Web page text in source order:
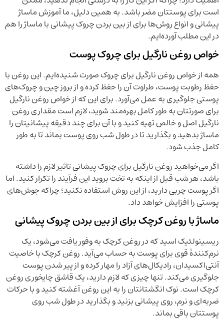
است برای پوستتان مضر باشد. به همین دلیل، ما آموزش ماساژ
پیشانی و انواع روش‌ها برای از بین بردن چروک پیشانی با ماساژ را هم
در این مطلب آورده‌ایم.
خواص روغن نارگیل برای چروک پوست
همه از خواص روغن نارگیل برای چروک صورت شنیده‌ایم. این روغن با
حفظ رطوبت پوست، طراوت آن را حفظ کرده و از بروز چین و چروک‌های
پوستی جلوگیری به عمل می‌آورد. برای این که از خواص روغن نارگیل
برای صورتتان به طور کامل بهره‌مند شوید، لازم است مقداری روغن
نارگیل اصل و خالص تهیه کنید و با آن برای چند دقیقه پیشانیتان را
ماساژ بدهید و بگذارید تا در طول شب روی پوست بماند تا به طور
کامل جذب شود.
اگر می‌خواهید روغن نارگیل برای چروک پیشانی تاثیر لازم را داشته
باشد، هر شب قبل از اینکه به تخت بروید این فرآیند را تکرار کنید. اما
اگر پوست چربی دارید، از این روش استفاده نکنید؛ چراکه جوش‌های
پوستی را افزایش خواهد داد.
ماساژ با روغن کرچک برای از بین بردن چروک پیشانی
ریسینولئیک اسید که در روغن کرچک به وفور یافت می‌شود، یک
نرم‌کنندۀ قوی برای پوست به حساب می‌آید. روغن کرچک با خاصیت
آنتی‌اکسیدان، رادیکال‌های آزاد را مهار کرده و از پیر شدن پوست
جلوگیری می‌کند. تنها چیزی که لازم دارید، یک قاشق چایخوری روغن
کرچک است. نوک انگشتانتان را به این روغن آغشته کنید و با حرکات
ضربه‌ای و نرم، روی پیشانی بزنید و بگذارید در طول شب روی
پوستتان باقی بماند.